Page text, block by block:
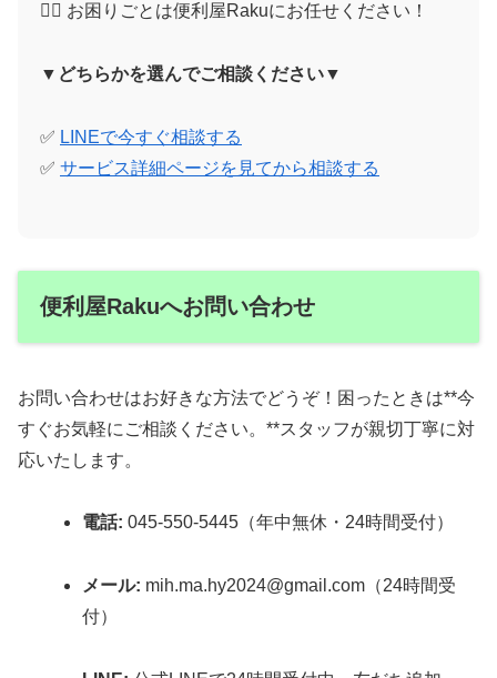
🙋‍♀️ お困りごとは便利屋Rakuにお任せください！
▼どちらかを選んでご相談ください▼
✅ LINEで今すぐ相談する
✅ サービス詳細ページを見てから相談する
便利屋Rakuへお問い合わせ
お問い合わせはお好きな方法でどうぞ！困ったときは**今
すぐお気軽にご相談ください。**スタッフが親切丁寧に対
応いたします。
電話: 045-550-5445（年中無休・24時間受付）
メール: mih.ma.hy2024@gmail.com（24時間受
付）